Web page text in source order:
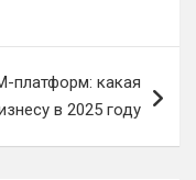
платформ: какая
в 2025 году